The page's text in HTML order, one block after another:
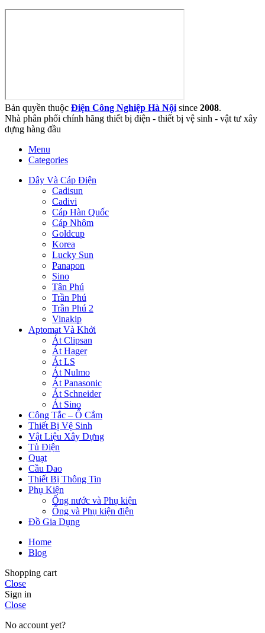
Bản quyền thuộc Điện Công Nghiệp Hà Nội since 2008.
Nhà phân phối chính hãng thiết bị điện - thiết bị vệ sinh - vật tư xây
dựng hàng đầu
Menu
Categories
Dây Và Cáp Điện
Cadisun
Cadivi
Cáp Hàn Quốc
Cáp Nhôm
Goldcup
Korea
Lucky Sun
Panapon
Sino
Tân Phú
Trần Phú
Trần Phú 2
Vinakip
Aptomat Và Khởi
Át Clipsan
Át Hager
Át LS
Át Nulmo
Át Panasonic
Át Schneider
Át Sino
Công Tắc – Ổ Cắm
Thiết Bị Vệ Sinh
Vật Liệu Xây Dựng
Tủ Điện
Quạt
Cầu Dao
Thiết Bị Thông Tin
Phụ Kiện
Ống nước và Phụ kiện
Ống và Phụ kiện điện
Đồ Gia Dụng
Home
Blog
Shopping cart
Close
Sign in
Close
No account yet?